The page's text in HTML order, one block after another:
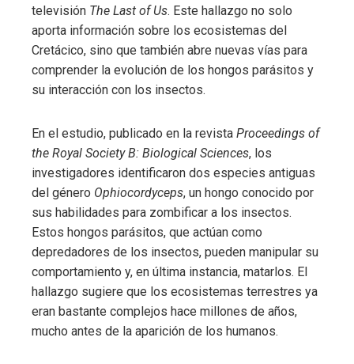
televisión The Last of Us. Este hallazgo no solo
aporta información sobre los ecosistemas del
Cretácico, sino que también abre nuevas vías para
comprender la evolución de los hongos parásitos y
su interacción con los insectos.
En el estudio, publicado en la revista Proceedings of
the Royal Society B: Biological Sciences, los
investigadores identificaron dos especies antiguas
del género Ophiocordyceps, un hongo conocido por
sus habilidades para zombificar a los insectos.
Estos hongos parásitos, que actúan como
depredadores de los insectos, pueden manipular su
comportamiento y, en última instancia, matarlos. El
hallazgo sugiere que los ecosistemas terrestres ya
eran bastante complejos hace millones de años,
mucho antes de la aparición de los humanos.